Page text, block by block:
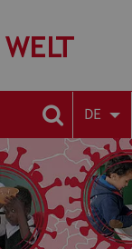
DE